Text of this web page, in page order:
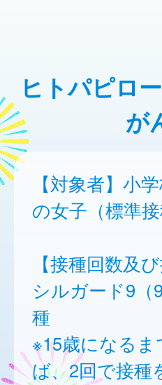
ヒトパピロ
が
【対象者】小
の女子（標準
【接種回数及
シルガード9
種
※15歳になる
ば、2回で接種